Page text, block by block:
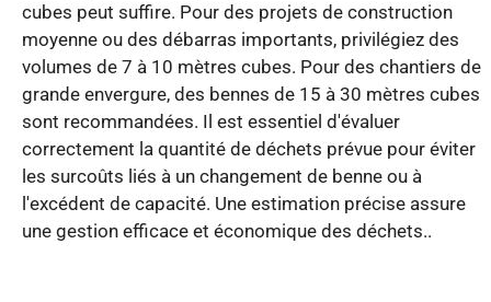
cubes peut suffire. Pour des projets de construction
moyenne ou des débarras importants, privilégiez des
volumes de 7 à 10 mètres cubes. Pour des chantiers de
grande envergure, des bennes de 15 à 30 mètres cubes
sont recommandées. Il est essentiel d'évaluer
correctement la quantité de déchets prévue pour éviter
les surcoûts liés à un changement de benne ou à
l'excédent de capacité. Une estimation précise assure
une gestion efficace et économique des déchets..